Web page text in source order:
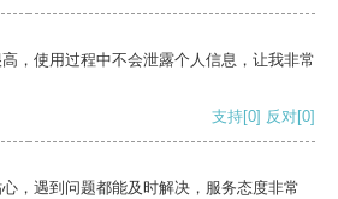
，使用过程中不会泄露个人信息，让我非常
支持[0] 反对[0]
，遇到问题都能及时解决，服务态度非常